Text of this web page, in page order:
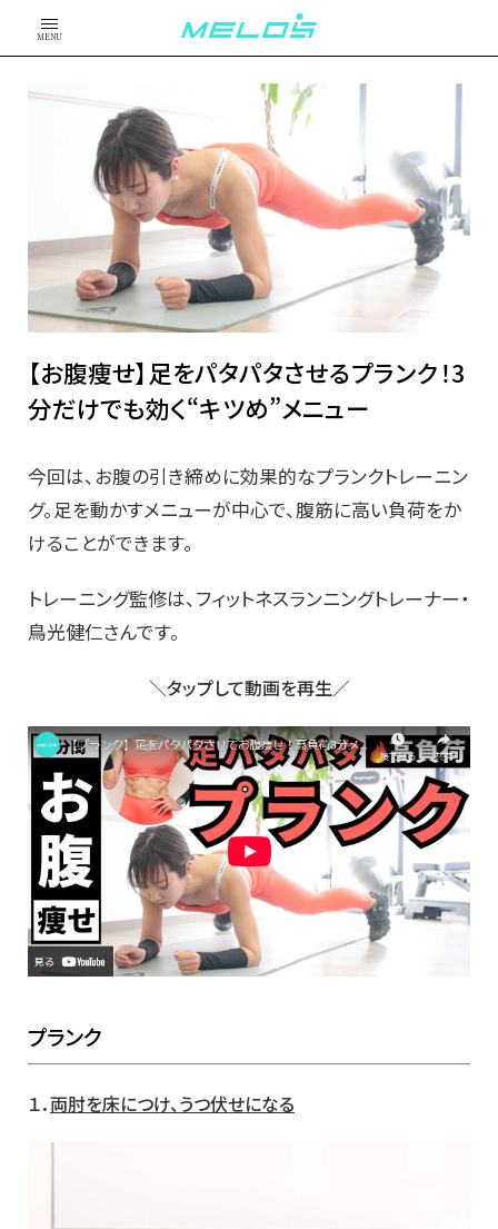
MENU
【お腹痩せ】足をパタパタさせるプランク！3
分だけでも効く“キツめ”メニュー
今回は、お腹の引き締めに効果的なプランクトレーニン
グ。足を動かすメニューが中心で、腹筋に高い負荷をか
けることができます。
トレーニング監修は、フィットネスランニングトレーナー・
鳥光健仁さんです。
＼タップして動画を再生／
プランク
１．両肘を床につけ、うつ伏せになる